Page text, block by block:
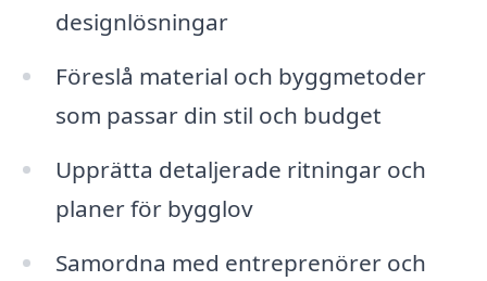
designlösningar
Föreslå material och byggmetoder
som passar din stil och budget
Upprätta detaljerade ritningar och
planer för bygglov
Samordna med entreprenörer och